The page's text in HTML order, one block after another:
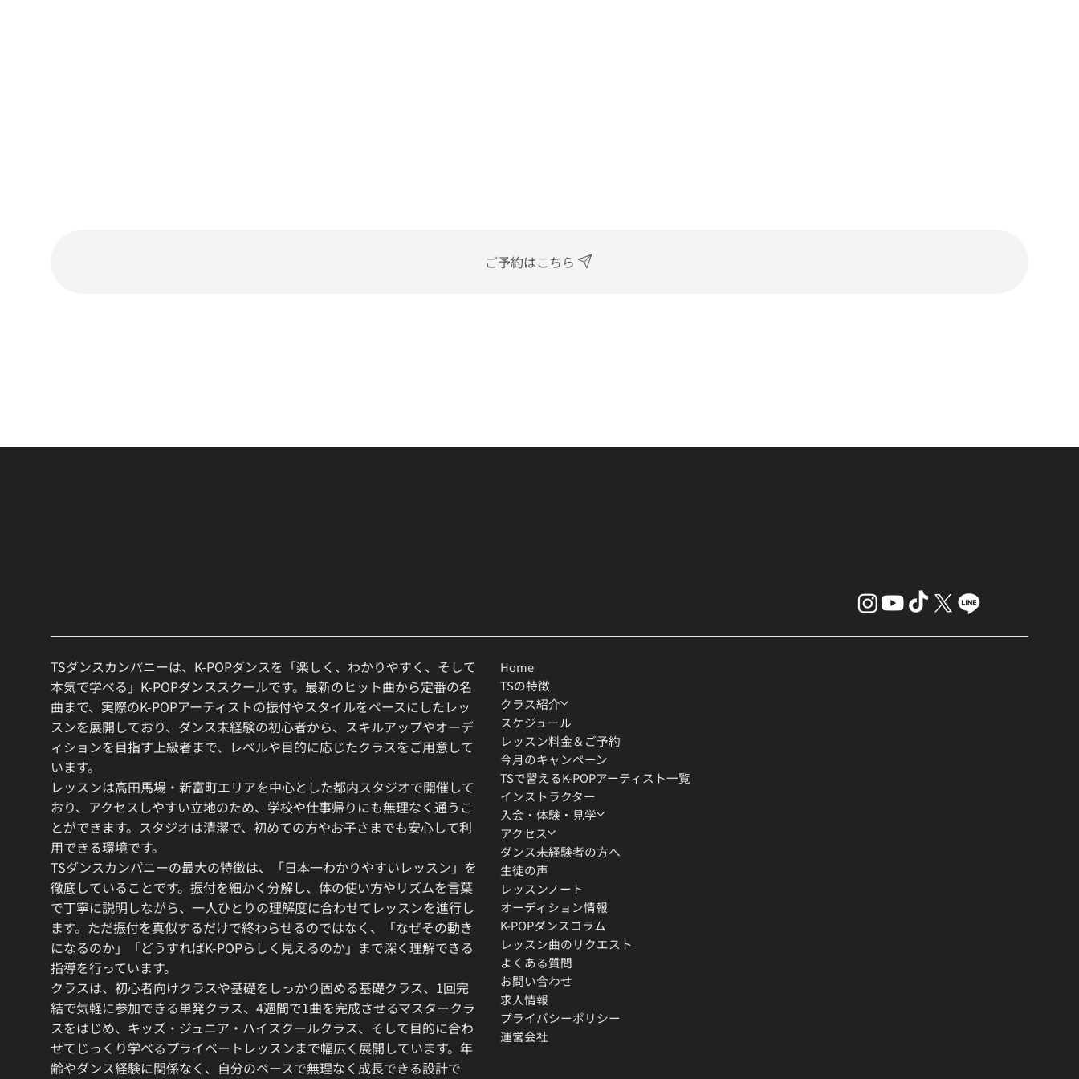
ご予約はこちら
TSダンスカンパニーは、K-POPダンスを「楽しく、わかりやすく、そして
本気で学べる」K-POPダンススクールです。最新のヒット曲から定番の名
曲まで、実際のK-POPアーティストの振付やスタイルをベースにしたレッ
スンを展開しており、ダンス未経験の初心者から、スキルアップやオーデ
ィションを目指す上級者まで、レベルや目的に応じたクラスをご用意して
います。
レッスンは高田馬場・新富町エリアを中心とした都内スタジオで開催して
おり、アクセスしやすい立地のため、学校や仕事帰りにも無理なく通うこ
とができます。スタジオは清潔で、初めての方やお子さまでも安心して利
用できる環境です。
TSダンスカンパニーの最大の特徴は、「日本一わかりやすいレッスン」を
徹底していることです。振付を細かく分解し、体の使い方やリズムを言葉
で丁寧に説明しながら、一人ひとりの理解度に合わせてレッスンを進行し
ます。ただ振付を真似するだけで終わらせるのではなく、「なぜその動き
になるのか」「どうすればK-POPらしく見えるのか」まで深く理解できる
指導を行っています。
クラスは、初心者向けクラスや基礎をしっかり固める基礎クラス、1回完
結で気軽に参加できる単発クラス、4週間で1曲を完成させるマスタークラ
スをはじめ、キッズ・ジュニア・ハイスクールクラス、そして目的に合わ
せてじっくり学べるプライベートレッスンまで幅広く展開しています。年
齢やダンス経験に関係なく、自分のペースで無理なく成長できる設計で
Home
TSの特徴
クラス紹介
スケジュール
レッスン料金＆ご予約
今月のキャンペーン
TSで習えるK-POPアーティスト一覧
インストラクター
入会・体験・見学
アクセス
ダンス未経験者の方へ
生徒の声
レッスンノート
オーディション情報
K-POPダンスコラム
レッスン曲のリクエスト
よくある質問
お問い合わせ
求人情報
プライバシーポリシー
運営会社